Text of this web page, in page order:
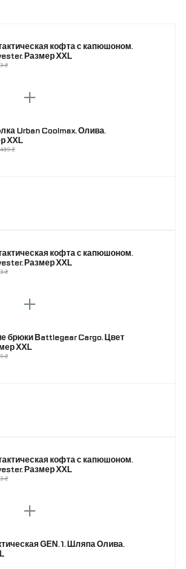
кофта с капюшоном.
Размер XXL
₴
Urban Coolmax. Олива.
XXL
489 ₴
кофта с капюшоном.
Размер XXL
₴
брюки Battlegear Cargo. Цвет
XXL
₴
кофта с капюшоном.
Размер XXL
₴
GEN. 1. Шляпа Олива.